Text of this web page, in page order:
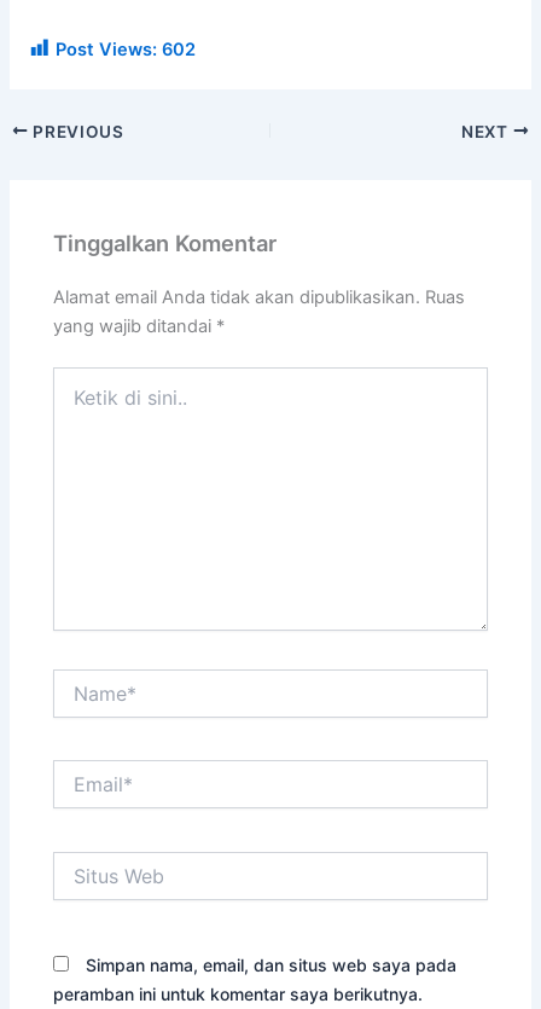
Post Views: 602
PREVIOUS NEXT
Tinggalkan Komentar
Alamat email Anda tidak akan dipublikasikan. Ruas
yang wajib ditandai *
Web
Simpan nama, email, dan situs web saya pada
peramban ini untuk komentar saya berikutnya.